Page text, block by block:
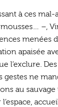
à ces
–,
menées
apaisée
l’exclure.
gestes ne
au
l’espace,